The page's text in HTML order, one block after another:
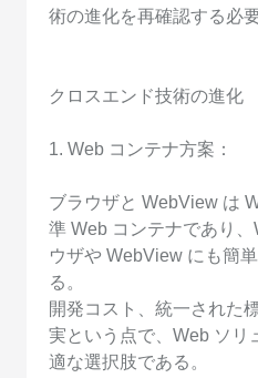
術の進化を再確認する必
クロスエンド技術の進化
1. Web コンテナ方案：
ブラウザと WebView は
準 Web コンテナであり
ウザや WebView にも簡
る。
開発コスト、統一された
実という点で、Web ソリ
適な選択肢である。